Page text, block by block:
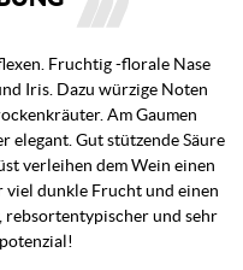
Fruchtig -florale Nase
Iris. Dazu würzige Noten
Am Gaumen
elegant. Gut stützende Säure
verleihen dem Wein einen
viel dunkle Frucht und einen
rebsortentypischer und sehr